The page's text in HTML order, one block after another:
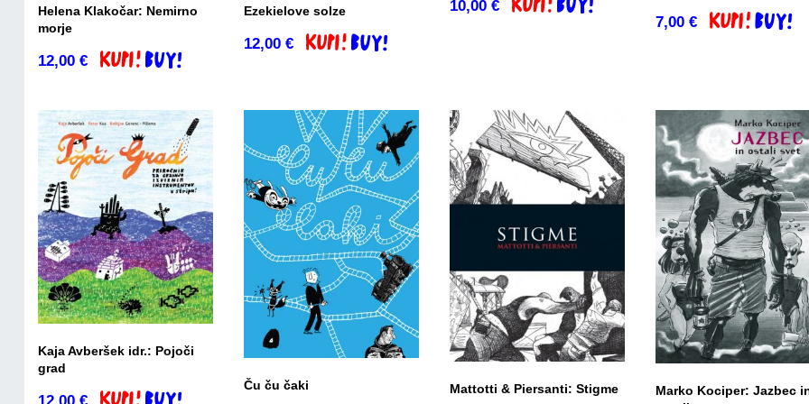
Helena Klakočar: Nemirno
morje
12,00 € Dodaj v košarico
Ezekielove solze
12,00 € Dodaj v košarico
10,00 € Dodaj v košarico
7,00 € Dodaj v
Kaja Avberšek idr.: Pojoči
grad
Ču ču čaki Mattotti & Piersanti: Stigme
Marko Kociper: Jazbec